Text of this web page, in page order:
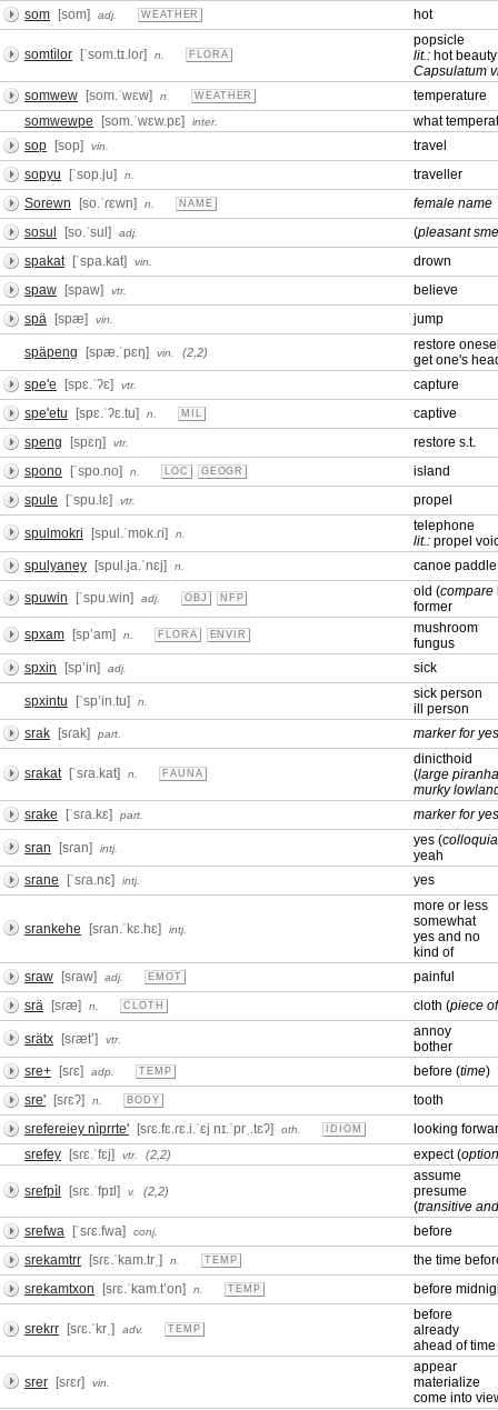
som [som] adj. WEATHER hot
somtìlor [ˈsom.tɪ.loɾ] n. FLORA
popsicle
lit.: hot beauty
Capsulatum
somwew
[som.ˈwɛw] n. WEATHER
temperature
somwewpe
[som.ˈwɛw.pɛ] inter.
what
sop
[sop] vin.
travel
sopyu
[ˈsop.ju] n.
traveller
Sorewn
[so.ˈɾɛwn] n. NAME
female name
sosul
[so.ˈsul] adj. (pleasant
spakat
[ˈspa.kat] vin.
drown
spaw
[spaw] vtr.
believe
spä
[spæ] vin. jump
späpeng [spæ.ˈpɛŋ] vin. (2,2)
restore
get one's
spe'e
[spɛ.ˈʔɛ] vtr.
capture
spe'etu
[spɛ.ˈʔɛ.tu] n. MIL
captive
speng
[spɛŋ] vtr.
restore s.t.
spono
[ˈspo.no] n. LOC GEOGR
island
spule
[ˈspu.lɛ] vtr. propel
spulmokri [spul.ˈmok.ɾi] n.
telephone
lit.: propel
spulyaney
[spul.ja.ˈnɛj] n. canoe paddle
spuwin [ˈspu.win] adj. OBJ NFP old (compare
former
spxam
[spʼam] n. FLORA ENVIR
mushroom
fungus
spxin
[spʼin] adj. sick
spxintu [ˈspʼin.tu] n.
sick person
ill person
srak
[sɾak] part. marker for
srakat [ˈsɾa.kat] n. FAUNA
dinicthoid
(large
murky
srake
[ˈsɾa.kɛ] part. marker for
sran [sɾan] intj.
yes (
yeah
srane
[ˈsɾa.nɛ] intj. yes
srankehe [sɾan.ˈkɛ.hɛ] intj.
more or less
somewhat
yes and no
kind of
sraw
[sɾaw] adj. EMOT
painful
srä
[sɾæ] n. CLOTH cloth (piece
srätx [sɾætʼ] vtr.
annoy
bother
sre+
[sɾɛ] adp. TEMP before (time)
sre'
[sɾɛʔ] n. BODY
tooth
srefereiey nìprrte'
[sɾɛ.fɛ.ɾɛ.i.ˈɛj nɪ.ˈprˌ.tɛʔ] oth. IDIOM
looking
srefey
[sɾɛ.ˈfɛj] vtr. (2,2) expect (
srefpìl [sɾɛ.ˈfpɪl] v. (2,2)
assume
presume
(transitive
srefwa
[ˈsɾɛ.fwa] conj.
before
srekamtrr
[sɾɛ.ˈkam.trˌ] n. TEMP
the time
srekamtxon
[sɾɛ.ˈkam.tʼon] n. TEMP before
srekrr [sɾɛ.ˈkrˌ] adv. TEMP
before
already
ahead of time
srer [sɾɛɾ] vin.
appear
materialize
come into